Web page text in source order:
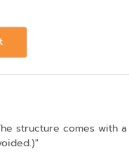
structure comes with